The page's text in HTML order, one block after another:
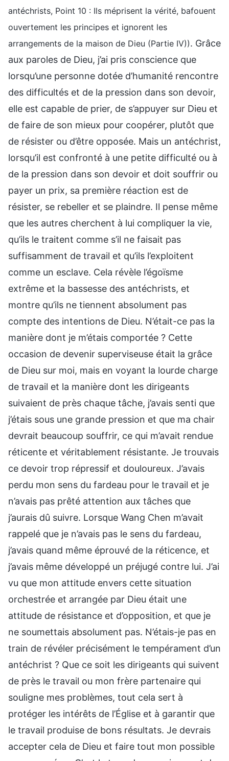
antéchrists, Point 10 : Ils méprisent la vérité, bafouent
ouvertement les principes et ignorent les
arrangements de la maison de Dieu (Partie IV)). Grâce
aux paroles de Dieu, j’ai pris conscience que
lorsqu’une personne dotée d’humanité rencontre
des difficultés et de la pression dans son devoir,
elle est capable de prier, de s’appuyer sur Dieu et
de faire de son mieux pour coopérer, plutôt que
de résister ou d’être opposée. Mais un antéchrist,
lorsqu’il est confronté à une petite difficulté ou à
de la pression dans son devoir et doit souffrir ou
payer un prix, sa première réaction est de
résister, se rebeller et se plaindre. Il pense même
que les autres cherchent à lui compliquer la vie,
qu’ils le traitent comme s’il ne faisait pas
suffisamment de travail et qu’ils l’exploitent
comme un esclave. Cela révèle l’égoïsme
extrême et la bassesse des antéchrists, et
montre qu’ils ne tiennent absolument pas
compte des intentions de Dieu. N’était-ce pas la
manière dont je m’étais comportée ? Cette
occasion de devenir superviseuse était la grâce
de Dieu sur moi, mais en voyant la lourde charge
de travail et la manière dont les dirigeants
suivaient de près chaque tâche, j’avais senti que
j’étais sous une grande pression et que ma chair
devrait beaucoup souffrir, ce qui m’avait rendue
réticente et véritablement résistante. Je trouvais
ce devoir trop répressif et douloureux. J’avais
perdu mon sens du fardeau pour le travail et je
n’avais pas prêté attention aux tâches que
j’aurais dû suivre. Lorsque Wang Chen m’avait
rappelé que je n’avais pas le sens du fardeau,
j’avais quand même éprouvé de la réticence, et
j’avais même développé un préjugé contre lui. J’ai
vu que mon attitude envers cette situation
orchestrée et arrangée par Dieu était une
attitude de résistance et d’opposition, et que je
ne soumettais absolument pas. N’étais-je pas en
train de révéler précisément le tempérament d’un
antéchrist ? Que ce soit les dirigeants qui suivent
de près le travail ou mon frère partenaire qui
souligne mes problèmes, tout cela sert à
protéger les intérêts de l’Église et à garantir que
le travail produise de bons résultats. Je devrais
accepter cela de Dieu et faire tout mon possible